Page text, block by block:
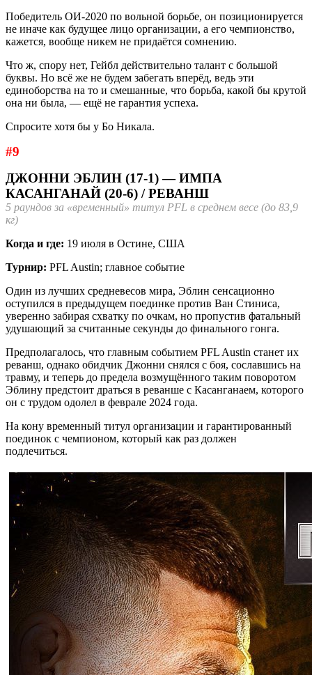
Победитель ОИ-2020 по вольной борьбе, он позиционируется
не иначе как будущее лицо организации, а его чемпионство,
кажется, вообще никем не придаётся сомнению.
Что ж, спору нет, Гейбл действительно талант с большой
буквы. Но всё же не будем забегать вперёд, ведь эти
единоборства на то и смешанные, что борьба, какой бы крутой
она ни была, — ещё не гарантия успеха.
Спросите хотя бы у Бо Никала.
#9
ДЖОННИ ЭБЛИН (17-1) — ИМПА
КАСАНГАНАЙ (20-6) / РЕВАНШ
5 раундов за «временный» титул PFL в среднем весе (до 83,9
кг)
Когда и где: 19 июля в Остине, США
Турнир: PFL Austin; главное событие
Один из лучших средневесов мира, Эблин сенсационно
оступился в предыдущем поединке против Ван Стиниса,
уверенно забирая схватку по очкам, но пропустив фатальный
удушающий за считанные секунды до финального гонга.
Предполагалось, что главным событием PFL Austin станет их
реванш, однако обидчик Джонни снялся с боя, сославшись на
травму, и теперь до предела возмущённого таким поворотом
Эблину предстоит драться в реванше с Касанганаем, которого
он с трудом одолел в феврале 2024 года.
На кону временный титул организации и гарантированный
поединок с чемпионом, который как раз должен
подлечиться.